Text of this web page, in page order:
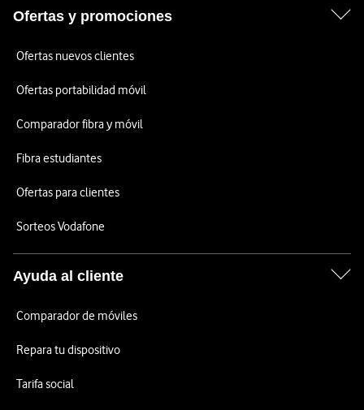
Ofertas y promociones
Ofertas nuevos clientes
Ofertas portabilidad móvil
Comparador fibra y móvil
Fibra estudiantes
Ofertas para clientes
Sorteos Vodafone
Ayuda al cliente
Comparador de móviles
Repara tu dispositivo
Tarifa social